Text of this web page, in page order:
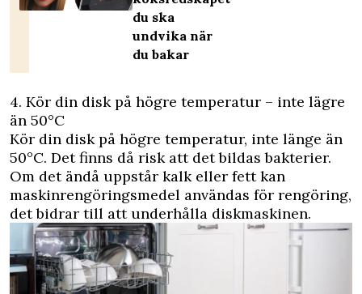
du ska
undvika när
du bakar
4. Kör din disk på högre temperatur – inte lägre
än 50°C
Kör din disk på högre temperatur, inte länge än
50°C. Det finns då risk att det bildas bakterier.
Om det ändå uppstår kalk eller fett kan
maskinrengöringsmedel användas för rengöring,
det bidrar till att underhålla diskmaskinen.